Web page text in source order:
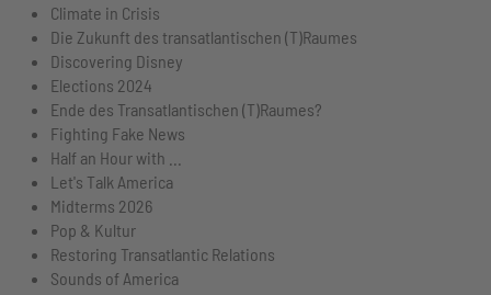
Climate in Crisis
Die Zukunft des transatlantischen (T)Raumes
Discovering Disney
Elections 2024
Ende des Transatlantischen (T)Raumes?
Fighting Fake News
Half an Hour with ...
Let's Talk America
Midterms 2026
Pop & Kultur
Restoring Transatlantic Relations
Sounds of America